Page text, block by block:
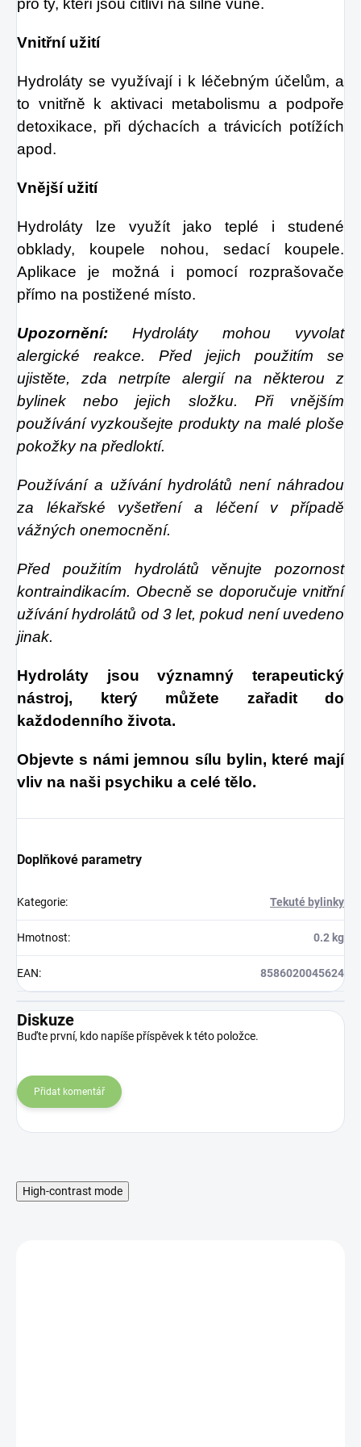
pro ty, kteří jsou citliví na silné vůně.
Vnitřní užití
Hydroláty se využívají i k léčebným účelům, a
to vnitřně k aktivaci metabolismu a podpoře
detoxikace, při dýchacích a trávicích potížích
apod.
Vnější užití
Hydroláty lze využít jako teplé i studené
obklady, koupele nohou, sedací koupele.
Aplikace je možná i pomocí rozprašovače
přímo na postižené místo.
Upozornění: Hydroláty mohou vyvolat
alergické reakce. Před jejich použitím se
ujistěte, zda netrpíte alergií na některou z
bylinek nebo jejich složku. Při vnějším
používání vyzkoušejte produkty na malé ploše
pokožky na předloktí.
Používání a užívání hydrolátů není náhradou
za lékařské vyšetření a léčení v případě
vážných onemocnění.
Před použitím hydrolátů věnujte pozornost
kontraindikacím. Obecně se doporučuje vnitřní
užívání hydrolátů od 3 let, pokud není uvedeno
jinak.
Hydroláty jsou významný terapeutický
nástroj, který můžete zařadit do
každodenního života.
Objevte s námi jemnou sílu bylin, které mají
vliv na naši psychiku a celé tělo.
Doplňkové parametry
Kategorie: Tekuté bylinky
Hmotnost: 0.2 kg
EAN: 8586020045624
Diskuze
Buďte první, kdo napíše příspěvek k této položce.
Přidat komentář
High-contrast mode